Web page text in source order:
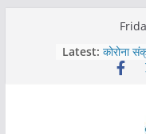
Latest: आकर्षण
कोरोना